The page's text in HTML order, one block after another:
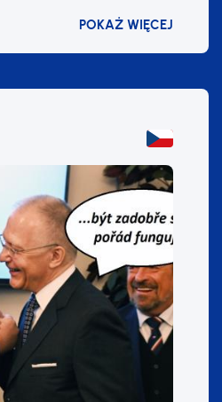
POKAŻ WIĘCEJ